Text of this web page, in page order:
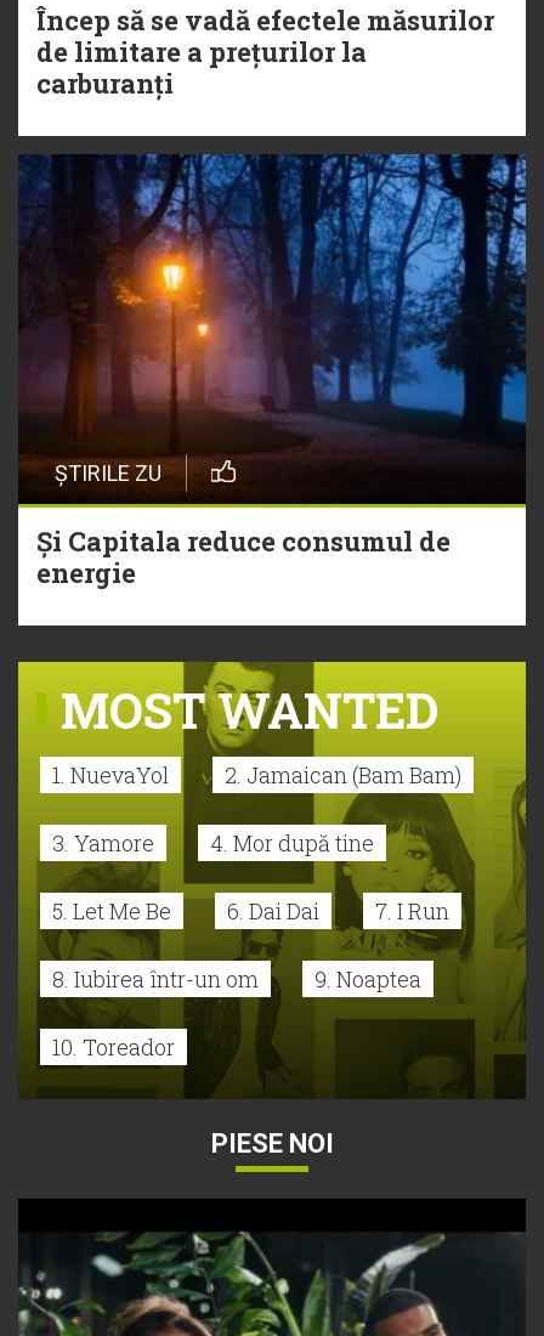
Încep să se vadă efectele măsurilor
de limitare a prețurilor la
carburanți
ȘTIRILE ZU
Și Capitala reduce consumul de
energie
MOST WANTED
1. NuevaYol 2. Jamaican (Bam Bam)
3. Yamore 4. Mor după tine
5. Let Me Be 6. Dai Dai 7. I Run
8. Iubirea într-un om 9. Noaptea
10. Toreador
PIESE NOI